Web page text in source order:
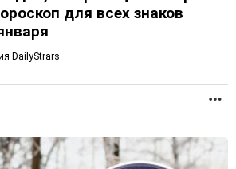
для всех знаков
DailyStrars